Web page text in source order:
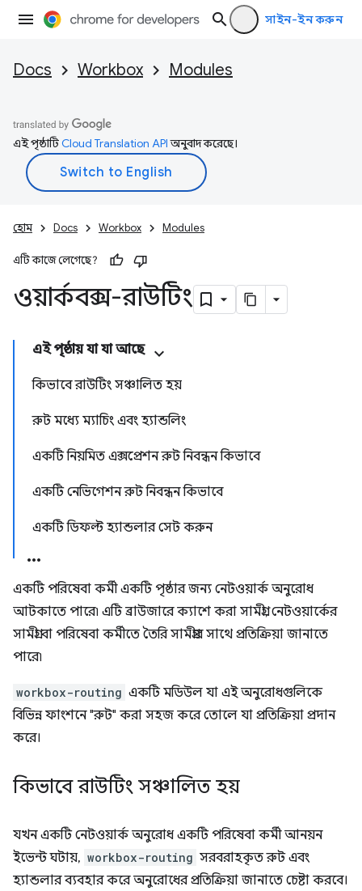
সাইন-ইন করুন
Docs Workbox Modules
এই পৃষ্ঠাটিCloud Translation APIঅনুবাদ করেছে।
হোম Docs Workbox Modules
এটি কাজে লেগেছে?
ওয়ার্কবক্স-রাউটিং
এই পৃষ্ঠায় যা যা আছে
কিভাবে রাউটিং সঞ্চালিত হয়
রুট মধ্যে ম্যাচিং এবং হ্যান্ডলিং
একটি নিয়মিত এক্সপ্রেশন রুট নিবন্ধন কিভাবে
একটি নেভিগেশন রুট নিবন্ধন কিভাবে
একটি ডিফল্ট হ্যান্ডলার সেট করুন
একটি পরিষেবা কর্মী একটি পৃষ্ঠার জন্য নেটওয়ার্ক অনুরোধ
আটকাতে পারে৷ এটি ব্রাউজারে ক্যাশে করা সামগ্রী, নেটওয়ার্কের
সামগ্রী বা পরিষেবা কর্মীতে তৈরি সামগ্রীর সাথে প্রতিক্রিয়া জানাতে
পারে৷
workbox-routing একটি মডিউল যা এই অনুরোধগুলিকে
বিভিন্ন ফাংশনে "রুট" করা সহজ করে তোলে যা প্রতিক্রিয়া প্রদান
করে।
কিভাবে রাউটিং সঞ্চালিত হয়
যখন একটি নেটওয়ার্ক অনুরোধ একটি পরিষেবা কর্মী আনয়ন
ইভেন্ট ঘটায়, workbox-routing সরবরাহকৃত রুট এবং
হ্যান্ডলার ব্যবহার করে অনুরোধের প্রতিক্রিয়া জানাতে চেষ্টা করবে।